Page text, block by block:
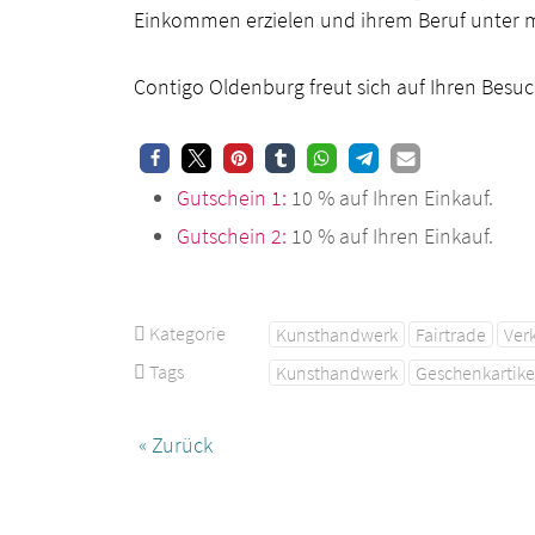
Einkommen erzielen und ihrem Beruf unter
Contigo Oldenburg freut sich auf Ihren
Gutschein 1: 10 % auf Ihren Einkauf.
Gutschein 2: 10 % auf Ihren Einkauf.
Kategorie Kunsthandwerk Fairtrade
Tags
Kunsthandwerk
« Zurück